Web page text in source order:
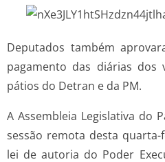
Deputados também
pagamento das diárias dos
pátios do Detran e da PM.
A Assembleia Legislativa do
sessão remota desta
lei de autoria do Poder